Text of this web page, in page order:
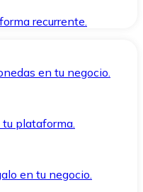
recurrente.
en tu negocio.
plataforma.
en tu negocio.